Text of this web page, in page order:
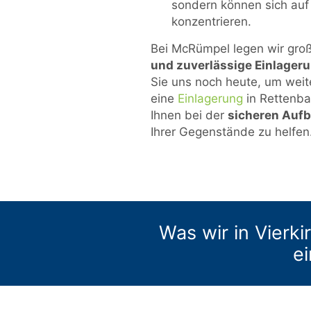
sondern können sich
konzentrieren.
Bei McRümpel legen wir
und zuverlässige
Sie uns noch heute, um
eine Einlagerung in
Ihnen bei der sicheren
Ihrer Gegenstände zu
Was wir in